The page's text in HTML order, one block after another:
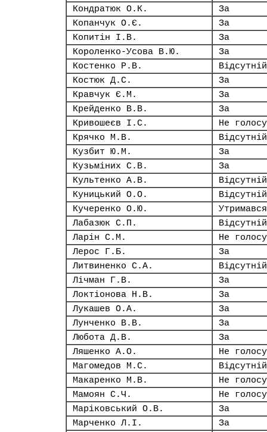
Кондратюк О.К.
За
Копанчук О.Є.
За
Копитін І.В.
За
Короленко-Усова В.Ю.
За
Костенко Р.В.
Відсутній
Костюк Д.С.
За
Кравчук Є.М.
За
Крейденко В.В.
За
Кривошеєв І.С.
Не
Крячко М.В.
Відсутній
Кузбит Ю.М.
За
Кузьміних С.В.
За
Культенко А.В.
Відсутній
Куницький О.О.
Відсутній
Кучеренко О.Ю.
Утримався
Лабазюк С.П.
Відсутній
Ларін С.М.
Не
Лерос Г.Б.
За
Литвиненко С.А.
Відсутній
Лічман Г.В.
За
Локтіонова Н.В.
За
Лукашев О.А.
За
Лунченко В.В.
За
Любота Д.В.
За
Ляшенко А.О.
Не
Магомедов М.С.
Відсутній
Макаренко М.В.
Не
Мамоян С.Ч.
Не
Маріковський О.В.
За
Марченко Л.І.
За